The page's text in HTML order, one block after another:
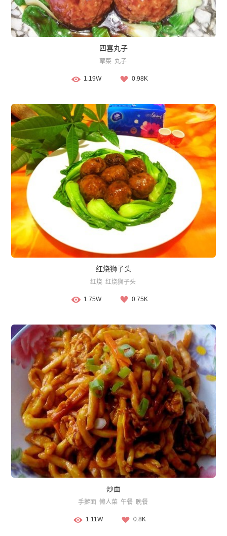
四喜丸子
荤菜 丸子
1.19W 0.98K
红烧狮子头
红烧 红烧狮子头
1.75W 0.75K
炒面
手擀面 懒人菜 午餐 晚餐
1.11W 0.8K